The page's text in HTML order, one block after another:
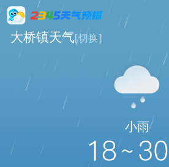
大桥镇天气[切换]
小雨
18 ~ 30